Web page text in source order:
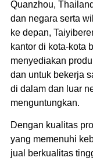
Quanzhou,
dan negara serta
ke depan,
kantor di kota-kota
menyediakan
dan untuk bekerja
di dalam dan luar
menguntungkan.
Dengan kualitas
yang memenuhi
jual berkualitas